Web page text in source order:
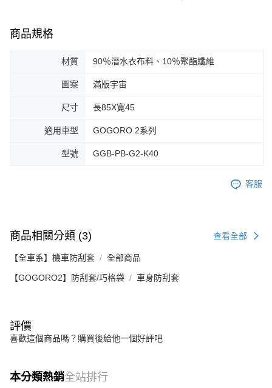
商品規格
材質 90％潛水衣布料、10％聚酯纖維
圖案 滿版宇宙
尺寸 長85X寬45
適用車型 GOGORO 2系列
型號 GGB-PB-G2-K40
客服
商品相關分類 (3) 查看全部
【全車系】機車防刮套 全部商品
【GOGORO2】防刮套/巧格袋 車身防刮套
評價
喜歡這個商品嗎？購買後給他一個好評吧
本分類熱銷全站排行